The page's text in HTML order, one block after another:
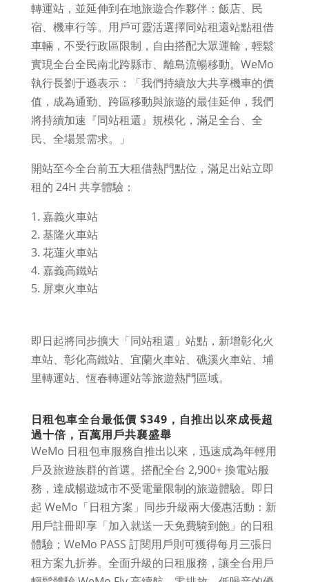
轉運站，並延伸到在地旅遊合作夥伴：飯店、民
宿、機車行等。用戶可靈活選擇同站租還站點租借
車輛，不受行政區限制，自由搭配大眾運輸，輕鬆
實現全台全民南北跨縣市、離島流暢移動。WeMo
執行長劉于遜表示：「我們持續放大共享機車的價
值，成為通勤、跨區移動與旅遊的最佳延伸，我們
將持續加速『同站租還』規模化，滿足全台、全
民、全場景需求。」
開站至今全台前五大租借熱門點位，滿足出站立即
租的 24H 共享體驗：
嘉義火車站
基隆火車站
花蓮火車站
嘉義高鐵站
屏東火車站
即日起將同步擴大「同站租還」站點，新增彰化火
車站、彰化高鐵站、宜蘭火車站、礁溪火車站、埔
里轉運站、恆春轉運站等旅遊熱門區域。
日租包車全台最低價 $349，自推出以來成長超
過十倍，百萬用戶共襄盛舉
WeMo 日租包車服務自推出以來，迅速成為年輕用
戶及旅遊族群的首選。搭配全台 2,900+ 換電站服
務，達成暢遊城市不受電量限制的旅遊體驗。即日
起 WeMo「日租方案」同步升級兩大優惠活動：新
用戶註冊即享「加入就送一天免費騎到飽」的日租
體驗；WeMo PASS 訂閱用戶則可獲得每月三張日
租方案九折券。全面升級的日租服務，讓全台用戶